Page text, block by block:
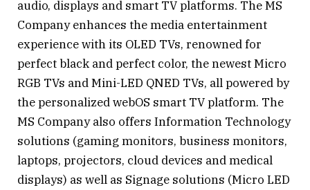
audio, displays and smart TV platforms. The MS
Company enhances the media entertainment
experience with its OLED TVs, renowned for
perfect black and perfect color, the newest Micro
RGB TVs and Mini-LED QNED TVs, all powered by
the personalized webOS smart TV platform. The
MS Company also offers Information Technology
solutions (gaming monitors, business monitors,
laptops, projectors, cloud devices and medical
displays) as well as Signage solutions (Micro LED